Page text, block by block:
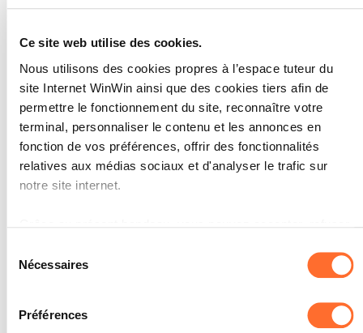
Ce site web utilise des cookies.
Nous utilisons des cookies propres à l’espace tuteur du
site Internet WinWin ainsi que des cookies tiers afin de
permettre le fonctionnement du site, reconnaître votre
terminal, personnaliser le contenu et les annonces en
fonction de vos préférences, offrir des fonctionnalités
relatives aux médias sociaux et d'analyser le trafic sur
notre site internet.
l’exception des cookies strictement nécessaires au
fonctionnement du site. Une description des différents
cookies est accessible sous l’onglet « Détails » ci-dessus.
Nécessaires
Préférences
INDICATEURS
techniques constatés et résolus.
Le cheminement et les moyens utilisés
sont adéquats et appliqués.
d'identifier et d'expliquer les